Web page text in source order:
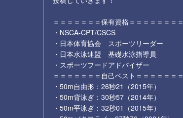
＝＝＝＝＝＝＝保有資格＝＝＝＝＝＝＝＝
・NSCA-CPT/CSCS
・日本体育協会 スポーツリーダー
・日本水泳連盟 基礎水泳指導員
・スポーツフードアドバイザー
＝＝＝＝＝＝＝自己ベスト＝＝＝＝＝＝＝
・50m自由形：26秒21（2015年）
・50m背泳ぎ：30秒57（2014年）
・50m平泳ぎ：32秒01（2015年）